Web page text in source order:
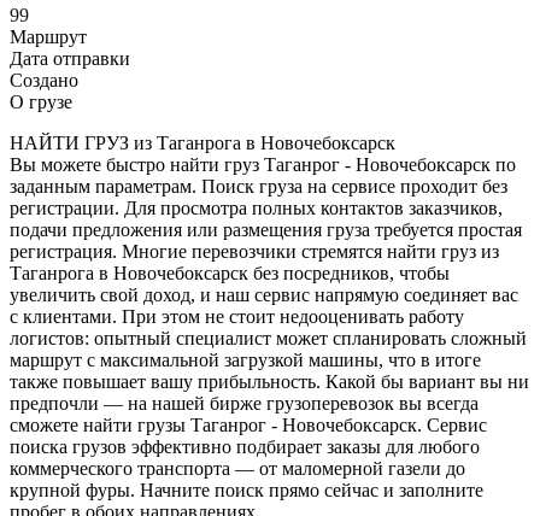
99
Маршрут
Дата отправки
Создано
О грузе
НАЙТИ ГРУЗ из Таганрога в Новочебоксарск
Вы можете быстро найти груз Таганрог - Новочебоксарск по
заданным параметрам. Поиск груза на сервисе проходит без
регистрации. Для просмотра полных контактов заказчиков,
подачи предложения или размещения груза требуется простая
регистрация. Многие перевозчики стремятся найти груз из
Таганрога в Новочебоксарск без посредников, чтобы
увеличить свой доход, и наш сервис напрямую соединяет вас
с клиентами. При этом не стоит недооценивать работу
логистов: опытный специалист может спланировать сложный
маршрут с максимальной загрузкой машины, что в итоге
также повышает вашу прибыльность. Какой бы вариант вы ни
предпочли — на нашей бирже грузоперевозок вы всегда
сможете найти грузы Таганрог - Новочебоксарск. Сервис
поиска грузов эффективно подбирает заказы для любого
коммерческого транспорта — от маломерной газели до
крупной фуры. Начните поиск прямо сейчас и заполните
пробег в обоих направлениях.